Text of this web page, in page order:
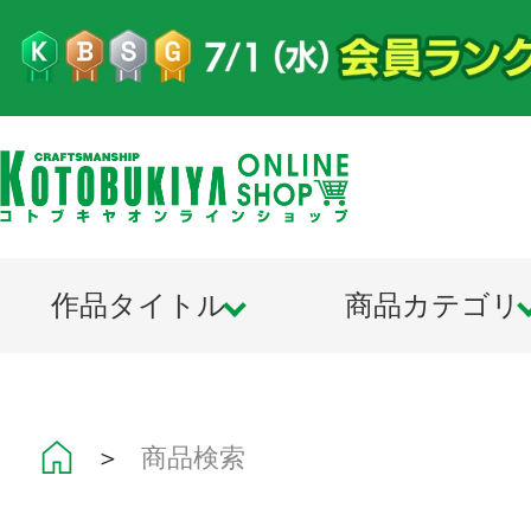
作品タイトル 商品カテゴリ
＞ 商品検索